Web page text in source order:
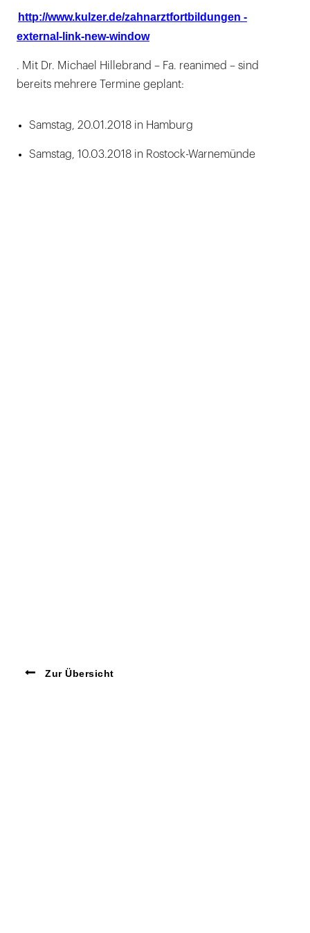
http://www.kulzer.de/zahnarztfortbildungen -
external-link-new-window
. Mit Dr. Michael Hillebrand – Fa. reanimed – sind
bereits mehrere Termine geplant:
Samstag, 20.01.2018 in Hamburg
Samstag, 10.03.2018 in Rostock-Warnemünde
Zur Übersicht